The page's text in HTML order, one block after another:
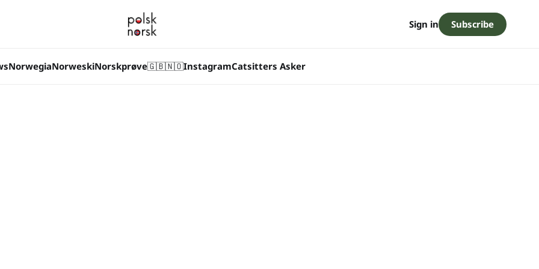
NorwegiaNorweskiNorskprøve🇬🇧🇳🇴InstagramCatsitters Asker
Sign in Subscribe